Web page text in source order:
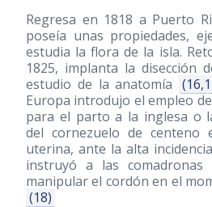
Regresa en 1818 a Puerto
poseía unas propiedades,
estudia la flora de la isla.
1825, implanta la disección
estudio de la anatomía
Europa introdujo el empleo
para el parto a la inglesa o
del cornezuelo de centeno
uterina, ante la alta
instruyó a las
manipular el cordón en el
(18)